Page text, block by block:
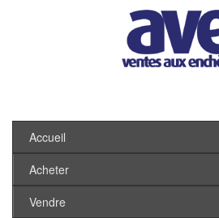
Accueil
Acheter
Vendre